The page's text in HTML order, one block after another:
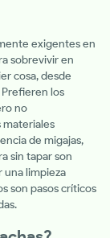
exigentes en
sobrevivir en
cosa, desde
los
no
materiales
de migajas,
sin tapar son
una limpieza
son pasos críticos